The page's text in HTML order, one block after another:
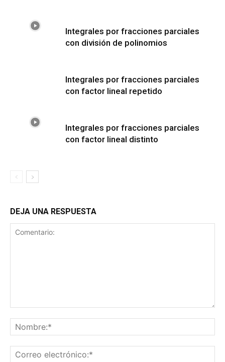
Integrales por fracciones parciales
con división de polinomios
Integrales por fracciones parciales
con factor lineal repetido
Integrales por fracciones parciales
con factor lineal distinto
DEJA UNA RESPUESTA